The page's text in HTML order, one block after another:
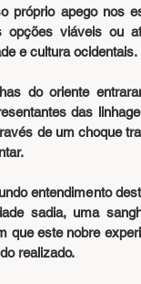
próprio apego nos
viáveis ou
e cultura ocidentais.
do oriente
das
de um choque
entendimento
sadia, uma
que este nobre
realizado.